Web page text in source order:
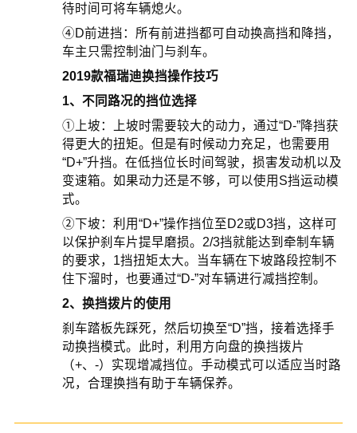
待时间可将车辆熄火。
④D前进挡：所有前进挡都可自动换高挡和降挡，
车主只需控制油门与刹车。
2019款福瑞迪换挡操作技巧
1、不同路况的挡位选择
①上坡：上坡时需要较大的动力，通过“D-”降挡获
得更大的扭矩。但是有时候动力充足，也需要用
“D+”升挡。在低挡位长时间驾驶，损害发动机以及
变速箱。如果动力还是不够，可以使用S挡运动模
式。
②下坡：利用“D+”操作挡位至D2或D3挡，这样可
以保护刹车片提早磨损。2/3挡就能达到牵制车辆
的要求，1挡扭矩太大。当车辆在下坡路段控制不
住下溜时，也要通过“D-”对车辆进行减挡控制。
2、换挡拨片的使用
刹车踏板先踩死，然后切换至“D”挡，接着选择手
动换挡模式。此时，利用方向盘的换挡拨片
（+、-）实现增减挡位。手动模式可以适应当时路
况，合理换挡有助于车辆保养。